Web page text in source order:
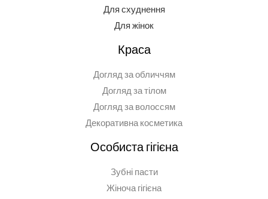
Для схуднення
Для жінок
Краса
Догляд за обличчям
Догляд за тілом
Догляд за волоссям
Декоративна косметика
Особиста гігієна
Зубні пасти
Жіноча гігієна